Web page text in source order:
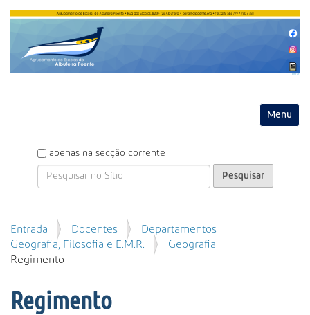
Toggle
P
e
i
s
a
apenas na secção corrente
P
e
s
Entrada Docentes
Departamentos
Geografia, Filosofia e E.M.R.
Geografia
Regimento
Regimento